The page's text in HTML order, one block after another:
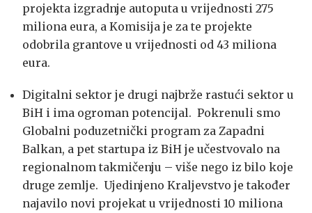
projekta izgradnje autoputa u vrijednosti 275
miliona eura, a Komisija je za te projekte
odobrila grantove u vrijednosti od 43 miliona
eura.
Digitalni sektor je drugi najbrže rastući sektor u
BiH i ima ogroman potencijal. Pokrenuli smo
Globalni poduzetnički program za Zapadni
Balkan, a pet startupa iz BiH je učestvovalo na
regionalnom takmičenju – više nego iz bilo koje
druge zemlje. Ujedinjeno Kraljevstvo je također
najavilo novi projekat u vrijednosti 10 miliona